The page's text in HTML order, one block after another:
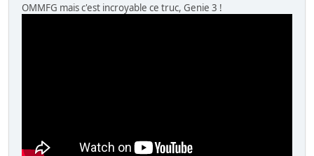
OMMFG mais c'est incroyable ce truc, Genie 3 !